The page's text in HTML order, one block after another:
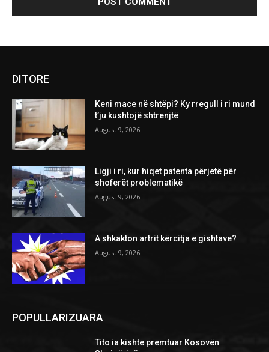
DITORE
Keni mace në shtëpi? Ky rregull i ri mund
t’ju kushtojë shtrenjtë
August 9, 2026
Ligji i ri, kur hiqet patenta përjetë për
shoferët problematikë
August 9, 2026
A shkakton artrit kërcitja e gishtave?
August 9, 2026
POPULLARIZUARA
Tito ia kishte premtuar Kosovën